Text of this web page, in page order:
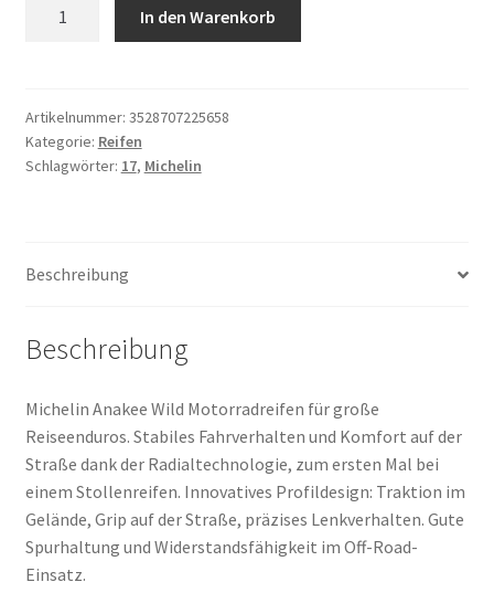
140/80
-
17
Menge
In den Warenkorb
Artikelnummer: 3528707225658
Kategorie: Reifen
Schlagwörter: 17, Michelin
Beschreibung
Beschreibung
Michelin Anakee Wild Motorradreifen für große
Reiseenduros. Stabiles Fahrverhalten und Komfort auf der
Straße dank der Radialtechnologie, zum ersten Mal bei
einem Stollenreifen. Innovatives Profildesign: Traktion im
Gelände, Grip auf der Straße, präzises Lenkverhalten. Gute
Spurhaltung und Widerstandsfähigkeit im Off-Road-
Einsatz.